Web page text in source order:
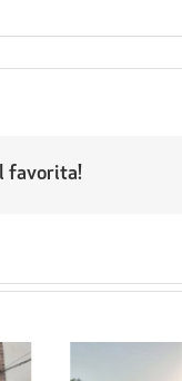
favorita!